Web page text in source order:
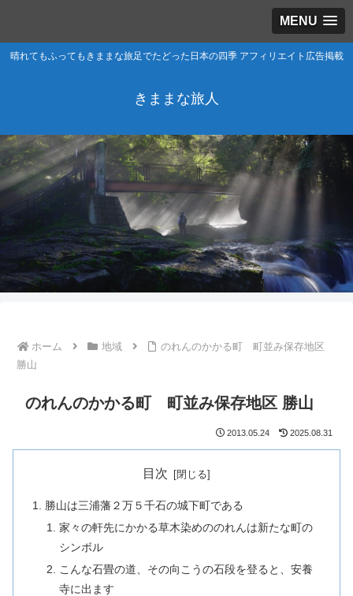
MENU
晴れてもふってもきままな旅足でたどった日本の四季 アフィリエイト広告掲載
きままな旅人
ホーム 地域
のれんのかかる町 町並み保存地区
勝山
のれんのかかる町 町並み保存地区 勝山
2013.05.24 2025.08.31
目次
勝山は三浦藩２万５千石の城下町である
家々の軒先にかかる草木染めののれんは新たな町の
シンボル
こんな石畳の道、その向こうの石段を登ると、安養
寺に出ます